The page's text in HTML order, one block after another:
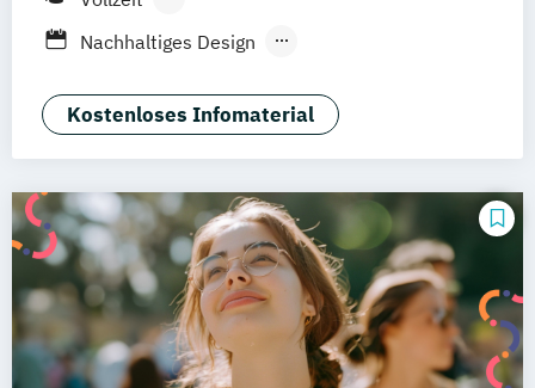
Berufsbegleitendes Präsenzstudium
Nachhaltiges Design
Nachhaltiges Design Management
Nachhaltiges Design Management
Kostenloses Infomaterial